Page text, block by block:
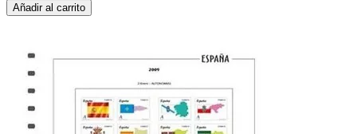
Añadir al carrito